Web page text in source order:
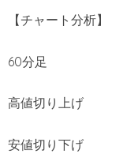
【チャート分析】
60分足
高値切り上げ
安値切り下げ